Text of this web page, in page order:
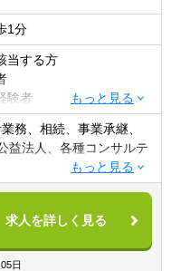
1分
当する方
験者
よって異なります為、
いない方でもご相談下さ
の場合、状況によって
ていただく場合があり
須となります。
務、相続、事業承継、
益法人、各種コンサルテ
規模でお客様に対して
ます。
、公認会計士、中小企
求人を詳しく見る
日